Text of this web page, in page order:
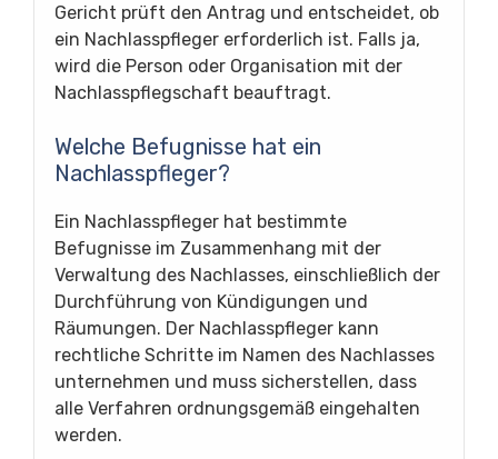
Gericht prüft den Antrag und entscheidet, ob
ein Nachlasspfleger erforderlich ist. Falls ja,
wird die Person oder Organisation mit der
Nachlasspflegschaft beauftragt.
Welche Befugnisse hat ein
Nachlasspfleger?
Ein Nachlasspfleger hat bestimmte
Befugnisse im Zusammenhang mit der
Verwaltung des Nachlasses, einschließlich der
Durchführung von Kündigungen und
Räumungen. Der Nachlasspfleger kann
rechtliche Schritte im Namen des Nachlasses
unternehmen und muss sicherstellen, dass
alle Verfahren ordnungsgemäß eingehalten
werden.